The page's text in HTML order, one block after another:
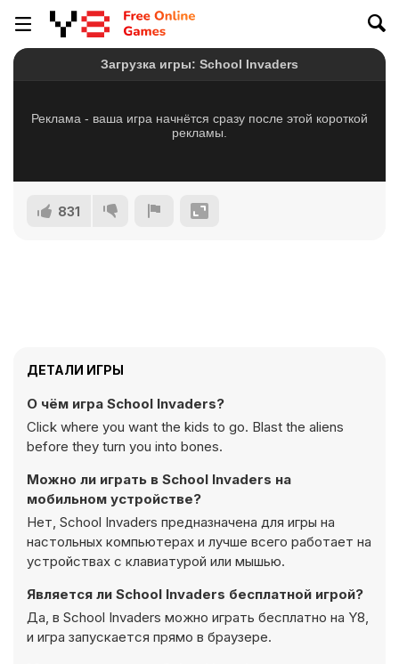
831
ДЕТАЛИ ИГРЫ
О чём игра School Invaders?
Click where you want the kids to go. Blast the aliens
before they turn you into bones.
Можно ли играть в School Invaders на
мобильном устройстве?
Нет, School Invaders предназначена для игры на
настольных компьютерах и лучше всего работает на
устройствах с клавиатурой или мышью.
Является ли School Invaders бесплатной игрой?
Да, в School Invaders можно играть бесплатно на Y8,
и игра запускается прямо в браузере.